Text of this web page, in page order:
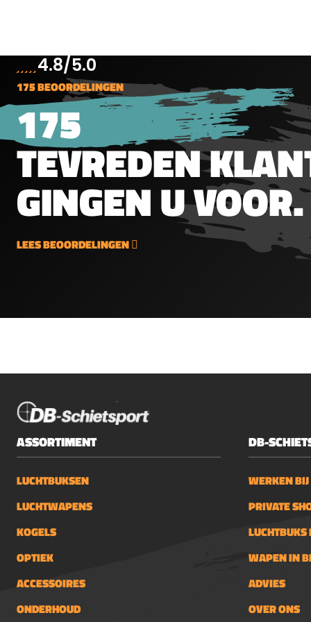
bevat 300 kogeltjes.
bevat
4.8/5.0
175 BEOORDELINGEN
175
TEVREDEN
GINGEN U VOOR.
LEES BEOORDELINGEN
ASSORTIMENT
LUCHTBUKSEN
LUCHTWAPENS
KOGELS
OPTIEK
ACCESSOIRES
ONDERHOUD
DB-
WERKEN
PRIVATE
LUCHTBUKS
WAPEN IN
ADVIES
OVER ONS